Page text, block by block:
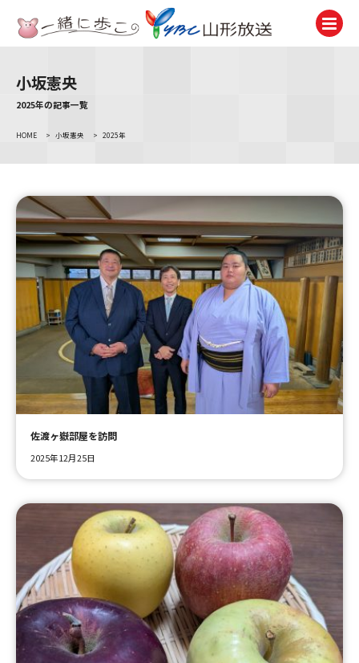
ラジオ
News
アナウンサー
Announcer
イベント
Event
試写会・プレゼント
Present
ＹＢＣオンデマンド
小坂憲央
2025年の記事一覧
HOME > 小坂憲央 > 2025年
佐渡ヶ嶽部屋を訪問
2025年12月25日